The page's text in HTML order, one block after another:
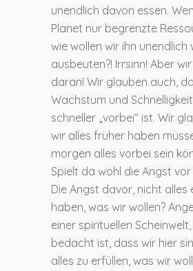
unendlich davon essen.
Planet nur begrenzte
wie wollen wir ihn unendlich
ausbeuten?! Irrsinn! Aber
daran! Wir glauben auch,
Wachstum und
schneller „vorbei“ ist. Wir
wir alles früher haben
morgen alles vorbei sein
Spielt da wohl die Angst vor
Die Angst davor, nicht alles
haben, was wir wollen?
einer spirituellen
bedacht ist, dass wir hier
alles zu erfüllen, was wir